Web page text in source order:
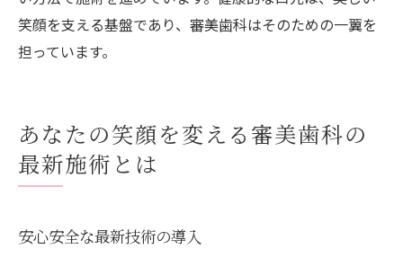
笑顔を支える基盤であり、審美歯科はそのための一翼を
担っています。
あなたの笑顔を変える審美歯科の
最新施術とは
安心安全な最新技術の導入